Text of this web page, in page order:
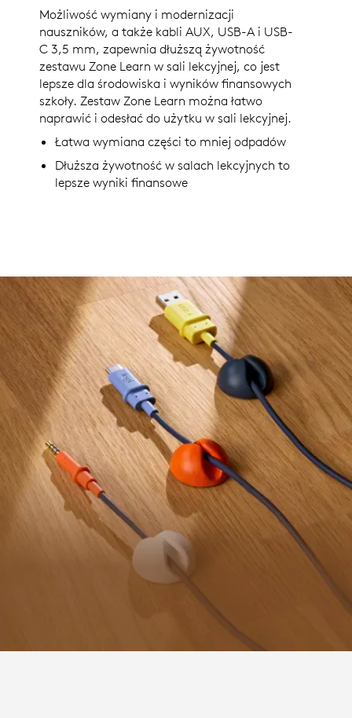
Możliwość wymiany i modernizacji
nauszników, a także kabli AUX, USB-A i USB-
C 3,5 mm, zapewnia dłuższą żywotność
zestawu Zone Learn w sali lekcyjnej, co jest
lepsze dla środowiska i wyników finansowych
szkoły. Zestaw Zone Learn można łatwo
naprawić i odesłać do użytku w sali lekcyjnej.
Łatwa wymiana części to mniej odpadów
Dłuższa żywotność w salach lekcyjnych to
lepsze wyniki finansowe